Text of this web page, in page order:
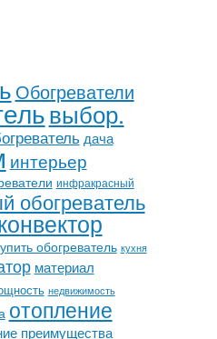
Обогреватели
выбор.
дача
интерьер
инфракрасный
обогреватель
обогреватель кухня
материал
недвижимость
отопление
преимущества